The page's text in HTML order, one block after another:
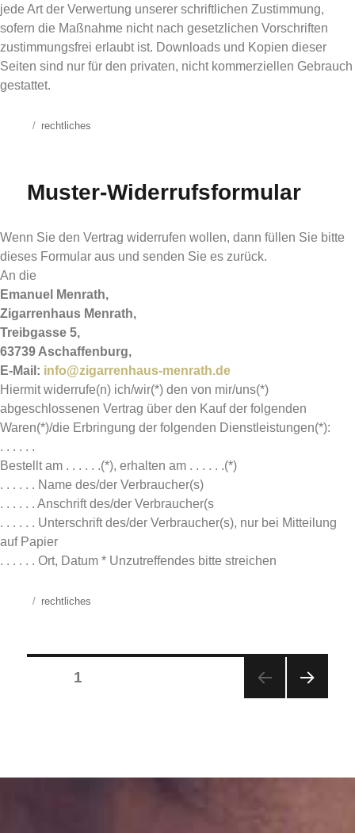
jede Art der Verwertung unserer schriftlichen Zustimmung,
sofern die Maßnahme nicht nach gesetzlichen Vorschriften
zustimmungsfrei erlaubt ist. Downloads und Kopien dieser
Seiten sind nur für den privaten, nicht kommerziellen Gebrauch
gestattet.
Posted
Categories
rechtliches
Muster-Widerrufsformular
Wenn Sie den Vertrag widerrufen wollen, dann füllen Sie bitte
dieses Formular aus und senden Sie es zurück.
An die
Emanuel Menrath,
Zigarrenhaus Menrath,
Treibgasse 5,
63739 Aschaffenburg,
E-Mail: info@zigarrenhaus-menrath.de
Hiermit widerrufe(n) ich/wir(*) den von mir/uns(*)
abgeschlossenen Vertrag über den Kauf der folgenden
Waren(*)/die Erbringung der folgenden Dienstleistungen(*):
. . . . . .
Bestellt am . . . . . .(*), erhalten am . . . . . .(*)
. . . . . . Name des/der Verbraucher(s)
. . . . . . Anschrift des/der Verbraucher(s
. . . . . . Unterschrift des/der Verbraucher(s), nur bei Mitteilung
auf Papier
. . . . . . Ort, Datum * Unzutreffendes bitte streichen
Posted
Categories
rechtliches
Seitennummerierung
1